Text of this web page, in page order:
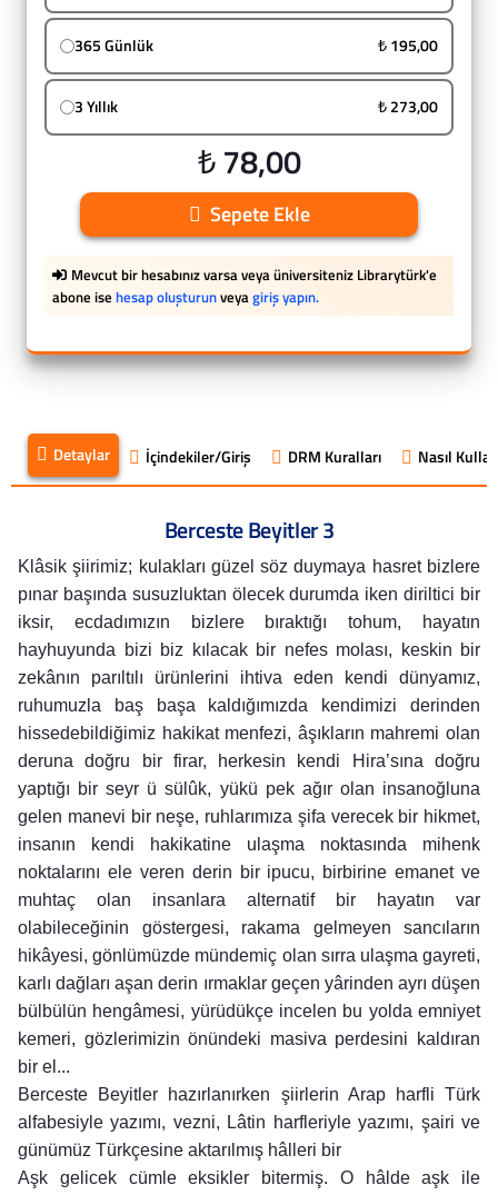
365 Günlük ₺ 195,00
3 Yıllık ₺ 273,00
₺ 78,00
Sepete Ekle
Mevcut bir hesabınız varsa veya üniversiteniz Librarytürk'e
abone ise hesap oluşturunveyagiriş yapın.
Detaylar İçindekiler/Giriş DRM Kuralları Nasıl
Berceste Beyitler 3
Klâsik şiirimiz; kulakları güzel söz duymaya hasret bizlere
pınar başında susuzluktan ölecek durumda iken diriltici bir
iksir, ecdadımızın bizlere bıraktığı tohum, hayatın
hayhuyunda bizi biz kılacak bir nefes molası, keskin bir
zekânın parıltılı ürünlerini ihtiva eden kendi dünyamız,
ruhumuzla baş başa kaldığımızda kendimizi derinden
hissedebildiğimiz hakikat menfezi, âşıkların mahremi olan
deruna doğru bir firar, herkesin kendi Hira’sına doğru
yaptığı bir seyr ü sülûk, yükü pek ağır olan insanoğluna
gelen manevi bir neşe, ruhlarımıza şifa verecek bir hikmet,
insanın kendi hakikatine ulaşma noktasında mihenk
noktalarını ele veren derin bir ipucu, birbirine emanet ve
muhtaç olan insanlara alternatif bir hayatın var
olabileceğinin göstergesi, rakama gelmeyen sancıların
hikâyesi, gönlümüzde mündemiç olan sırra ulaşma gayreti,
karlı dağları aşan derin ırmaklar geçen yârinden ayrı düşen
bülbülün hengâmesi, yürüdükçe incelen bu yolda emniyet
kemeri, gözlerimizin önündeki masiva perdesini kaldıran
bir el...
Berceste Beyitler hazırlanırken şiirlerin Arap harfli Türk
alfabesiyle yazımı, vezni, Lâtin harfleriyle yazımı, şairi ve
günümüz Türkçesine aktarılmış hâlleri bir
Aşk gelicek cümle eksikler bitermiş. O hâlde aşk ile